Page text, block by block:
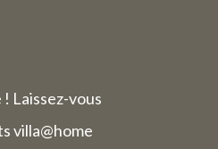
Laissez-vous
villa@home